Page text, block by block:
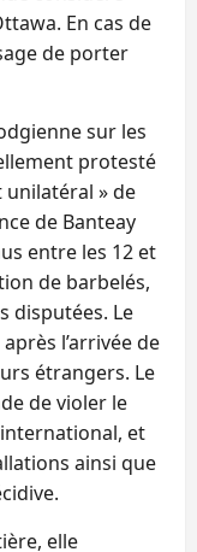
En cas de
de porter
sur les
protesté
unilatéral » de
de Banteay
entre les 12 et
de barbelés,
disputées. Le
l’arrivée de
étrangers. Le
de violer le
et
ainsi que
elle